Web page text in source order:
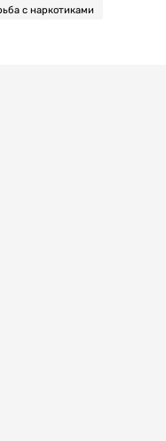
с наркотиками